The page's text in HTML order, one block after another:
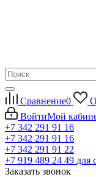
Сравнение0
ВойтиМой
+7 342 291 91 16
+7 342 291 91 16
+7 342 291 91 22
+7 919 489 24 49 для
Заказать звонок